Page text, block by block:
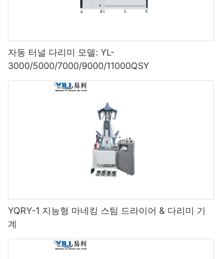
자동 터널 다리미 모델: YL-
3000/5000/7000/9000/11000QSY
YQRY-1 지능형 마네킹 스팀 드라이어 & 다리미 기
계